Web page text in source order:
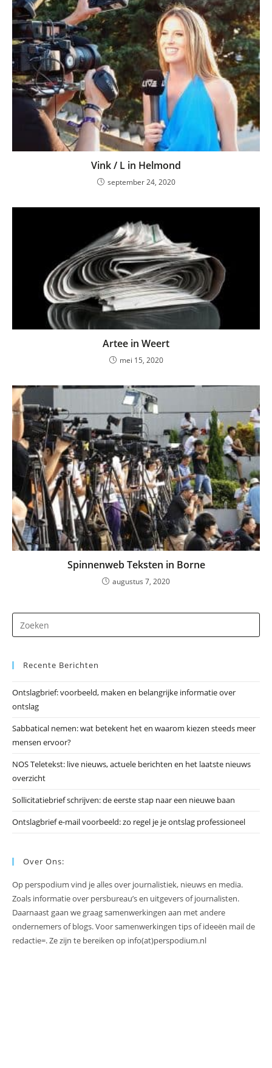
Vink / L in Helmond
september 24, 2020
Artee in Weert
mei 15, 2020
Spinnenweb Teksten in Borne
augustus 7, 2020
op
Recente Berichten
Ontslagbrief: voorbeeld, maken en belangrijke informatie over
ontslag
Sabbatical nemen: wat betekent het en waarom kiezen steeds meer
mensen ervoor?
NOS Teletekst: live nieuws, actuele berichten en het laatste nieuws
overzicht
Sollicitatiebrief schrijven: de eerste stap naar een nieuwe baan
Ontslagbrief e-mail voorbeeld: zo regel je je ontslag professioneel
Over Ons:
Op perspodium vind je alles over journalistiek, nieuws en media.
Zoals informatie over persbureau’s en uitgevers of journalisten.
Daarnaast gaan we graag samenwerkingen aan met andere
ondernemers of blogs. Voor samenwerkingen tips of ideeën mail de
redactie=. Ze zijn te bereiken op info(at)perspodium.nl